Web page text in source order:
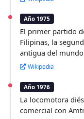
Año 1975
El primer partido
Filipinas, la
antigua del
Wikipedia
Año 1976
La locomotora
comercial con